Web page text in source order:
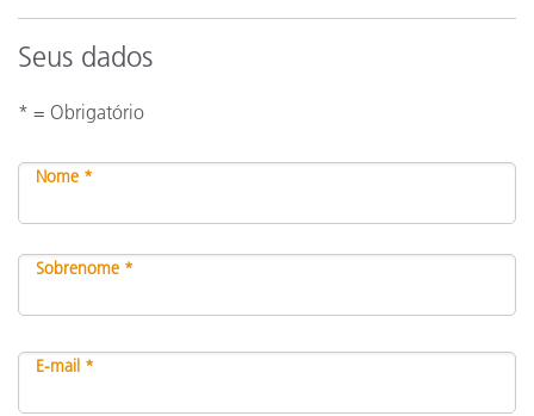
Seus dados
* = Obrigatório
Nome *
Sobrenome *
E-mail *